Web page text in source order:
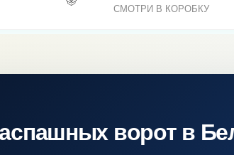
СМОТРИ В КОРОБКУ
ворот в